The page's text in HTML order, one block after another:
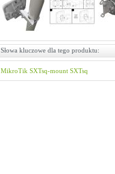
Słowa kluczowe dla tego produktu:
MikroTik SXTsq-mount SXTsq